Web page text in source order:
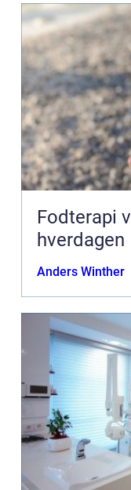
Fodterapi
hverdagen
Anders Winther